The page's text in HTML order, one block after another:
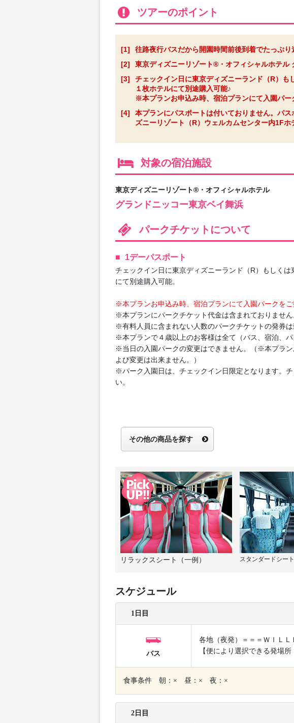
ツアーのポイント
[1]
往路夜行バスだから開園時間前後到着でたっぷり
[2]
東京ディズニーリゾート®・オフィシャルホテル
[3]
チェックイン日に東京ディズニーランド（R）
１枚ホテルにて別途購入可能♪
※本プランお申込み時、宿泊プランにて入園パー
[4]
本プランにパスポートは付いておりません。パ
ズニーリゾート（R）ウェルカムセンター内1F
対象の宿泊施設
東京ディズニーリゾート®・オフィシャルホテル
グランドニッコー東京ベイ舞浜
パークチケットについて
1デーパスポート
チェックイン日に東京ディズニーランド（R）もしく
にて別途購入可能。
※本プランお申込み時、宿泊プランにて入園パークを
※本プランにパークチケット代金は含まれておりません
※有料人員に含まれない人数のパークチケットの発券は
※本プランで４歳以上のお客様は全て（バス、宿泊、パ
※当日の入園パークの変更はできません。（※本プラ
よび変更は出来ません。）
※パーク入園日は、チェックイン日限定となります。
い。
その他の商品を探す
リラックスシート（一例） スタンダードシート
スケジュール
1日目
バス
各地（夜発）＝＝＝ＷＩＬ
【便により選択できる発場
食事条件 朝：× 昼：× 夜：×
2日目